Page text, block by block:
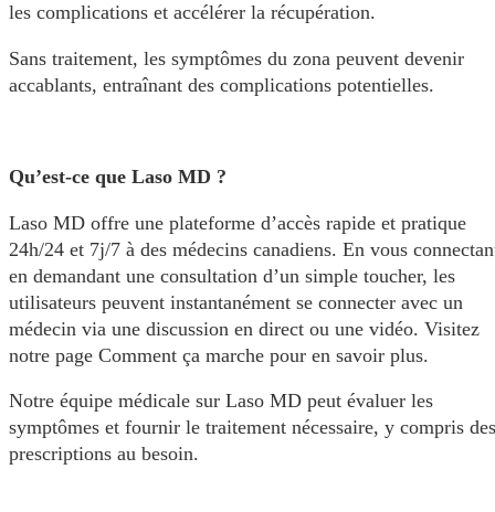
les complications et accélérer la récupération.
Sans traitement, les symptômes du zona peuvent devenir
accablants, entraînant des complications potentielles.
Qu’est-ce que Laso MD ?
Laso MD offre une plateforme d’accès rapide et pratique
24h/24 et 7j/7 à des médecins canadiens. En vous
en demandant une consultation d’un simple toucher, les
utilisateurs peuvent instantanément se connecter avec un
médecin via une discussion en direct ou une vidéo. Visitez
notre page Comment ça marche pour en savoir plus.
Notre équipe médicale sur Laso MD peut évaluer les
symptômes et fournir le traitement nécessaire, y compris des
prescriptions au besoin.